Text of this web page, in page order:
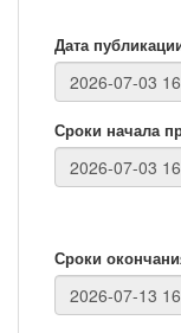
Дата
Сроки начала
Сроки